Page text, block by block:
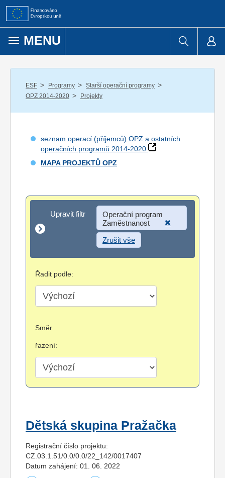
Přejít k obsahu
MENU
ESF / Programy / Starší operační programy /
OPZ 2014-2020 / Projekty
seznam operací (příjemců) OPZ a ostatních
operačních programů 2014-2020
MAPA PROJEKTŮ OPZ
Upravit filtr
Upravit filtr
Operační program
Zaměstnanost
Zrušit vše
Řadit podle:
Směr
řazení:
Dětská skupina Pražačka
Registrační číslo projektu:
CZ.03.1.51/0.0/0.0/22_142/0017407
Datum zahájení: 01. 06. 2022